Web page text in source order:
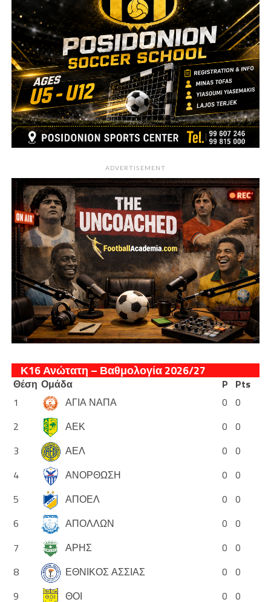
ADVERTISEMENT
Κ16 Ανώτατη – Βαθμολογία 2026/27
Θέση Ομάδα P Pts
1
ΑΓΙΑ ΝΑΠΑ 0 0
2
ΑΕΚ 0 0
3
ΑΕΛ 0 0
4
ΑΝΟΡΘΩΣΗ 0 0
5
ΑΠΟΕΛ 0 0
6
ΑΠΟΛΛΩΝ 0 0
7
ΑΡΗΣ 0 0
8
ΕΘΝΙΚΟΣ ΑΣΣΙΑΣ 0 0
9
ΘΟΙ 0 0